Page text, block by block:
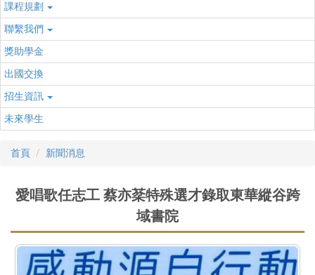
課程規劃
聯繫我們
獎助學金
出國交換
招生資訊
未來學生
首頁 新聞消息
愛唱歌任志工 蔡亦棻特殊選才錄取東華縱谷跨
域書院